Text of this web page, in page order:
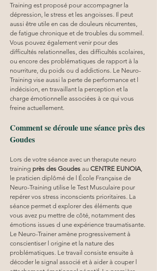
Training est proposé pour accompagner la
dépression, le stress et les angoisses. Il peut
aussi être utile en cas de douleurs récurrentes,
de fatigue chronique et de troubles du sommeil.
Vous pouvez également venir pour des
difficultés relationnelles, des difficultés scolaires,
ou encore des problématiques de rapport à la
nourriture, du poids ou d addictions. Le Neuro-
Training vise aussi la perte de performance et l
indécision, en travaillant la perception et la
charge émotionnelle associées à ce qui vous
freine actuellement.
Comment se déroule une séance près des
Goudes
Lors de votre séance avec un therapute neuro
training près des Goudes au CENTRE EUNOIA
le praticien diplômé de l École Française de
Neuro-Training utilise le Test Musculaire pour
repérer vos stress inconscients prioritaires. La
séance permet d explorer des éléments que
vous avez pu mettre de côté, notamment des
émotions issues d une expérience traumatisante.
Le Neuro-Trainer amène progressivement à
conscientiser l origine et la nature des
problématiques. Le travail consiste ensuite à
décoder le signal associé et à aider à couper l